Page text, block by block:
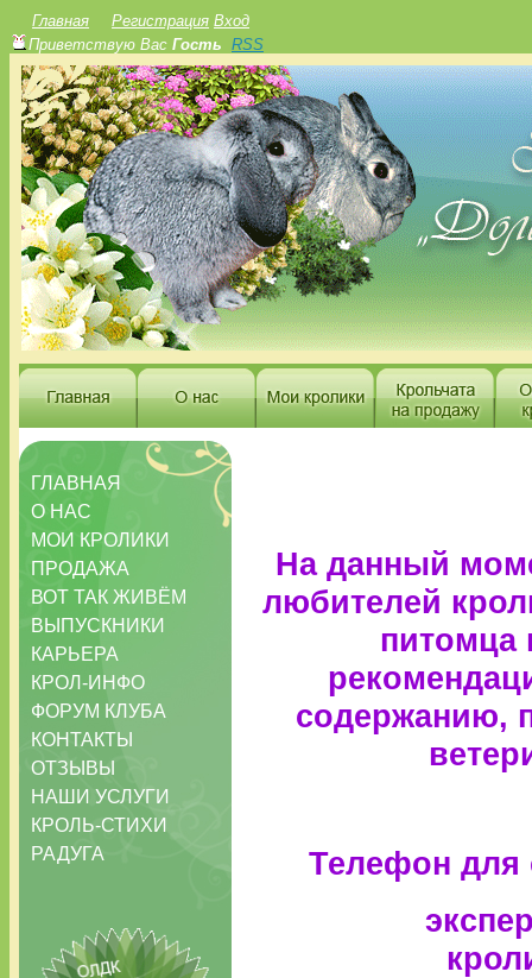
Главная Регистрация Вход
Приветствую Вас Гость RSS
ГЛАВНАЯ
О НАС
МОИ КРОЛИКИ
ПРОДАЖА
ВОТ ТАК ЖИВЁМ
ВЫПУСКНИКИ
КАРЬЕРА
КРОЛ-ИНФО
ФОРУМ КЛУБА
КОНТАКТЫ
ОТЗЫВЫ
НАШИ УСЛУГИ
КРОЛЬ-СТИХИ
РАДУГА
На данный
любителей
питомца
содержанию,
Телефон для